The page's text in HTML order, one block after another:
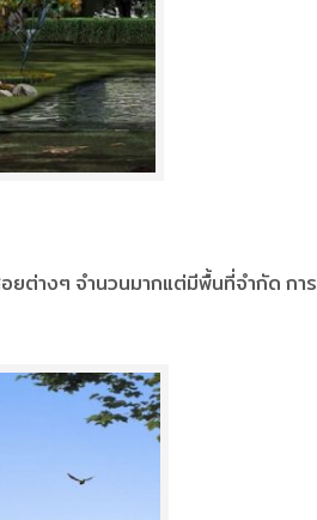
ยต่างๆ จำนวนมากแต่มีพื้นที่จำกัด การ